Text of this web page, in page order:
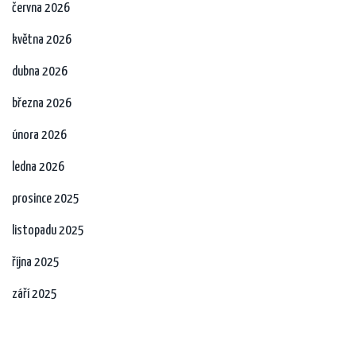
června 2026
května 2026
dubna 2026
března 2026
února 2026
ledna 2026
prosince 2025
listopadu 2025
října 2025
září 2025